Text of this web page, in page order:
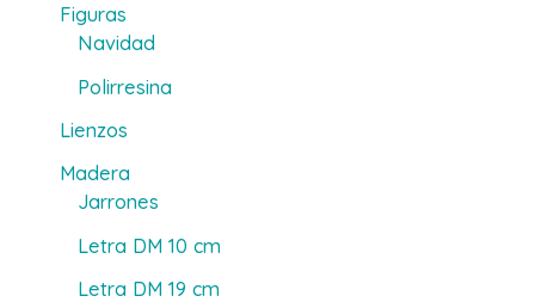
Figuras
Navidad
Polirresina
Lienzos
Madera
Jarrones
Letra DM 10 cm
Letra DM 19 cm